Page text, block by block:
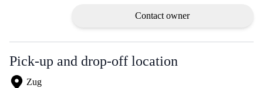
Contact owner
Pick-up and drop-off location
Zug